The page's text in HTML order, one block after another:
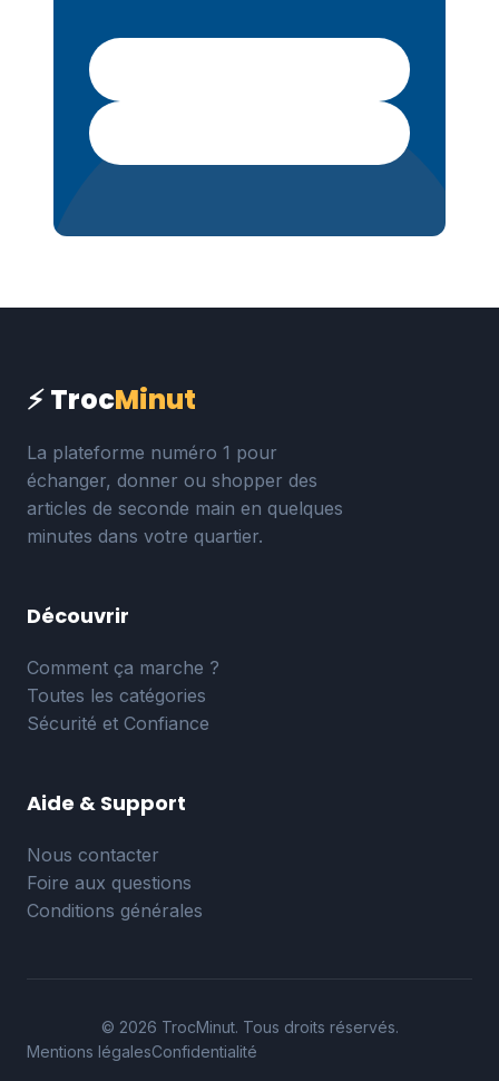
⚡ TrocMinut
La plateforme numéro 1 pour
échanger, donner ou shopper des
articles de seconde main en quelques
minutes dans votre quartier.
Découvrir
Comment ça marche ?
Toutes les catégories
Sécurité et Confiance
Aide & Support
Nous contacter
Foire aux questions
Conditions générales
© 2026 TrocMinut. Tous droits réservés.
Mentions légalesConfidentialité